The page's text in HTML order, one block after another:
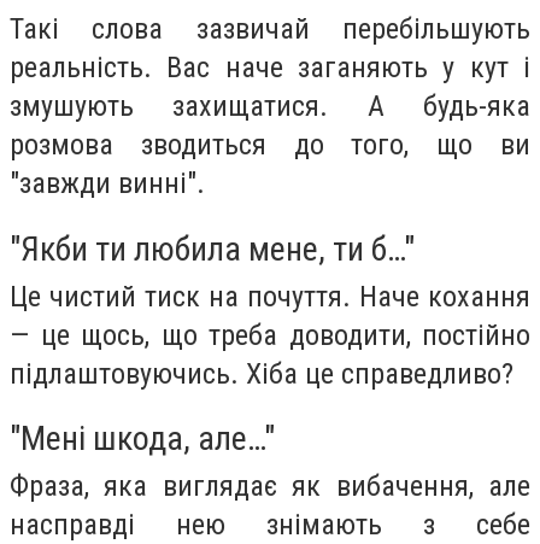
Такі слова зазвичай перебільшують
реальність. Вас наче заганяють у кут і
змушують захищатися. А будь-яка
розмова зводиться до того, що ви
"завжди винні".
"Якби ти любила мене, ти б…"
Це чистий тиск на почуття. Наче кохання
— це щось, що треба доводити, постійно
підлаштовуючись. Хіба це справедливо?
"Мені шкода, але…"
Фраза, яка виглядає як вибачення, але
насправді нею знімають з себе